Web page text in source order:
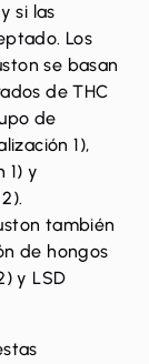
si las
Los
se basan
de THC
de
1),
1) y
también
de hongos
y LSD